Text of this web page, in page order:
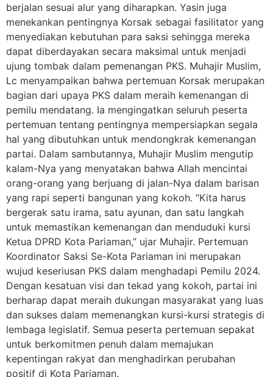
berjalan sesuai alur yang diharapkan. Yasin juga
menekankan pentingnya Korsak sebagai fasilitator yang
menyediakan kebutuhan para saksi sehingga mereka
dapat diberdayakan secara maksimal untuk menjadi
ujung tombak dalam pemenangan PKS. Muhajir Muslim,
Lc menyampaikan bahwa pertemuan Korsak merupakan
bagian dari upaya PKS dalam meraih kemenangan di
pemilu mendatang. Ia mengingatkan seluruh peserta
pertemuan tentang pentingnya mempersiapkan segala
hal yang dibutuhkan untuk mendongkrak kemenangan
partai. Dalam sambutannya, Muhajir Muslim mengutip
kalam-Nya yang menyatakan bahwa Allah mencintai
orang-orang yang berjuang di jalan-Nya dalam barisan
yang rapi seperti bangunan yang kokoh. “Kita harus
bergerak satu irama, satu ayunan, dan satu langkah
untuk memastikan kemenangan dan menduduki kursi
Ketua DPRD Kota Pariaman,” ujar Muhajir. Pertemuan
Koordinator Saksi Se-Kota Pariaman ini merupakan
wujud keseriusan PKS dalam menghadapi Pemilu 2024.
Dengan kesatuan visi dan tekad yang kokoh, partai ini
berharap dapat meraih dukungan masyarakat yang luas
dan sukses dalam memenangkan kursi-kursi strategis di
lembaga legislatif. Semua peserta pertemuan sepakat
untuk berkomitmen penuh dalam memajukan
kepentingan rakyat dan menghadirkan perubahan
positif di Kota Pariaman.